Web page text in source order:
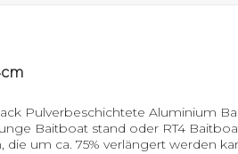
Pulverbeschichtete Aluminium
Baitboat stand oder RT4
die um ca. 75% verlängert werden